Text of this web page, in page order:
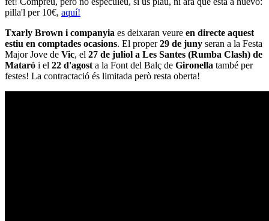
pilla'l per 10€, aquí!
Txarly Brown i companyia es deixaran veure en directe aquest
estiu en comptades ocasions. El proper29 de juny seran a la Festa
Major Jove de Vic, el 27 de juliol a Les Santes (Rumba Clash) de
Mataró i el 22 d'agosta la Font del Balç de Gironella també per
festes! La contractació és limitada però resta oberta!